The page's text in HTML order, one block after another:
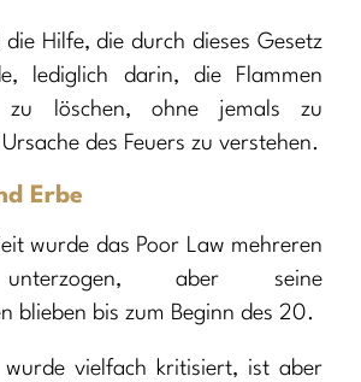
die Hilfe, die durch dieses Gesetz
lediglich darin, die Flammen
zu löschen, ohne jemals zu
des Feuers zu verstehen.
Erbe
wurde das Poor Law mehreren
unterzogen, aber seine
blieben bis zum Beginn des 20.
wurde vielfach kritisiert, ist aber